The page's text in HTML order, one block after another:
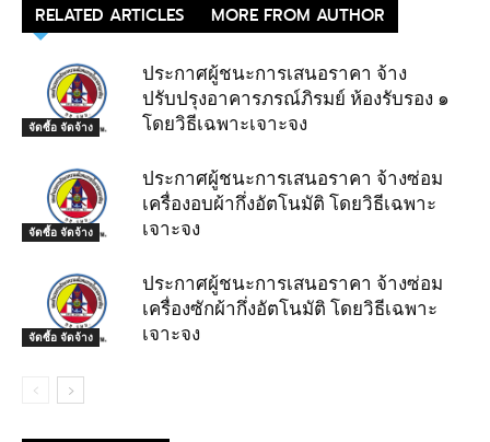
RELATED ARTICLES MORE FROM AUTHOR
จัดซื้อ จัดจ้าง
ประกาศผู้ชนะการเสนอราคา จ้าง
ปรับปรุงอาคารภรณ์ภิรมย์ ห้องรับรอง ๑
โดยวิธีเฉพาะเจาะจง
จัดซื้อ จัดจ้าง
ประกาศผู้ชนะการเสนอราคา จ้างซ่อม
เครื่องอบผ้ากึ่งอัตโนมัติ โดยวิธีเฉพาะ
เจาะจง
จัดซื้อ จัดจ้าง
ประกาศผู้ชนะการเสนอราคา จ้างซ่อม
เครื่องซักผ้ากึ่งอัตโนมัติ โดยวิธีเฉพาะ
เจาะจง